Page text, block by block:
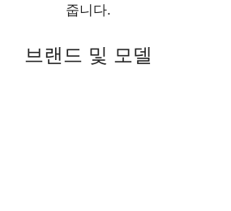
줍니다.
브랜드 및 모델